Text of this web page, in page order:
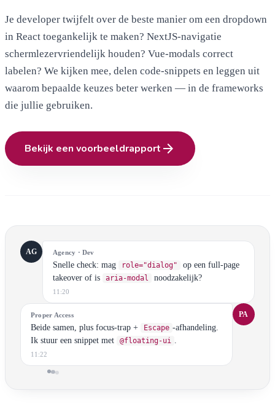
Je developer twijfelt over de beste manier om een dropdown
in React toegankelijk te maken? NextJS-navigatie
schermlezervriendelijk houden? Vue-modals correct
labelen? We kijken mee, delen code-snippets en leggen uit
waarom bepaalde keuzes beter werken — in de frameworks
die jullie gebruiken.
Bekijk een voorbeeldrapport arrow_forward
AG Agency · Dev
Snelle check: mag role="dialog"
op een full-page
takeover of is
aria-modal noodzakelijk?
11:20
PA
Proper Access
Beide samen, plus focus-trap + Escape -afhandeling.
Ik stuur een snippet met
@floating-ui
11:22